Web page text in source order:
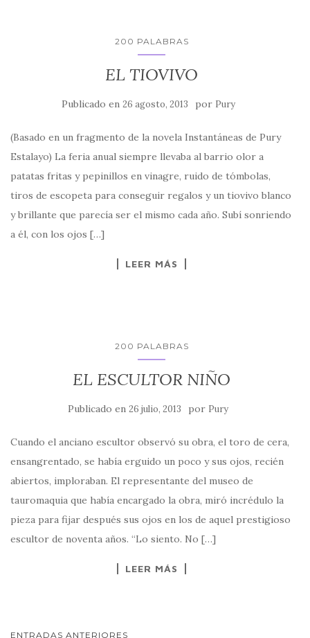
200 PALABRAS
EL TIOVIVO
Publicado en 26 agosto, 2013 por Pury
(Basado en un fragmento de la novela Instantáneas de Pury
Estalayo) La feria anual siempre llevaba al barrio olor a
patatas fritas y pepinillos en vinagre, ruido de tómbolas,
tiros de escopeta para conseguir regalos y un tiovivo blanco
y brillante que parecía ser el mismo cada año. Subí sonriendo
a él, con los ojos […]
LEER MÁS
200 PALABRAS
EL ESCULTOR NIÑO
Publicado en 26 julio, 2013 por Pury
Cuando el anciano escultor observó su obra, el toro de cera,
ensangrentado, se había erguido un poco y sus ojos, recién
abiertos, imploraban. El representante del museo de
tauromaquia que había encargado la obra, miró incrédulo la
pieza para fijar después sus ojos en los de aquel prestigioso
escultor de noventa años. “Lo siento. No […]
LEER MÁS
ENTRADAS ANTERIORES